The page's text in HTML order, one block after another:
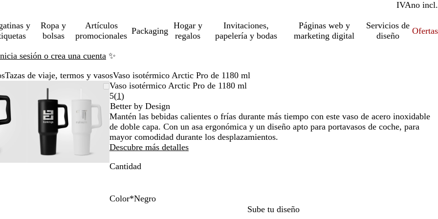
IVAincl.
no incl.
y
Ropa y
bolsas
Artículos
promocionales
Packaging
Hogar y
regalos
Invitaciones,
papelería y bodas
Páginas web y
marketing digital
Servicios de
diseño
Ofertas
sesión o crea una cuenta ✨
Tazas de viaje, termos y vasosVaso isotérmico Arctic Pro de 1180 ml
mínimo
expandir
de
más
para
Vaso isotérmico Arctic Pro de 1180 ml
5(1Leer
1
reseñas
)
Better by Design
Mantén las bebidas calientes o frías durante más tiempo con este vaso de acero inoxidable
de doble capa. Con un asa ergonómica y un diseño apto para portavasos de coche, para
mayor comodidad durante los desplazamientos.
Descubre más detalles
Cantidad
Color*Negro
Sube tu diseño